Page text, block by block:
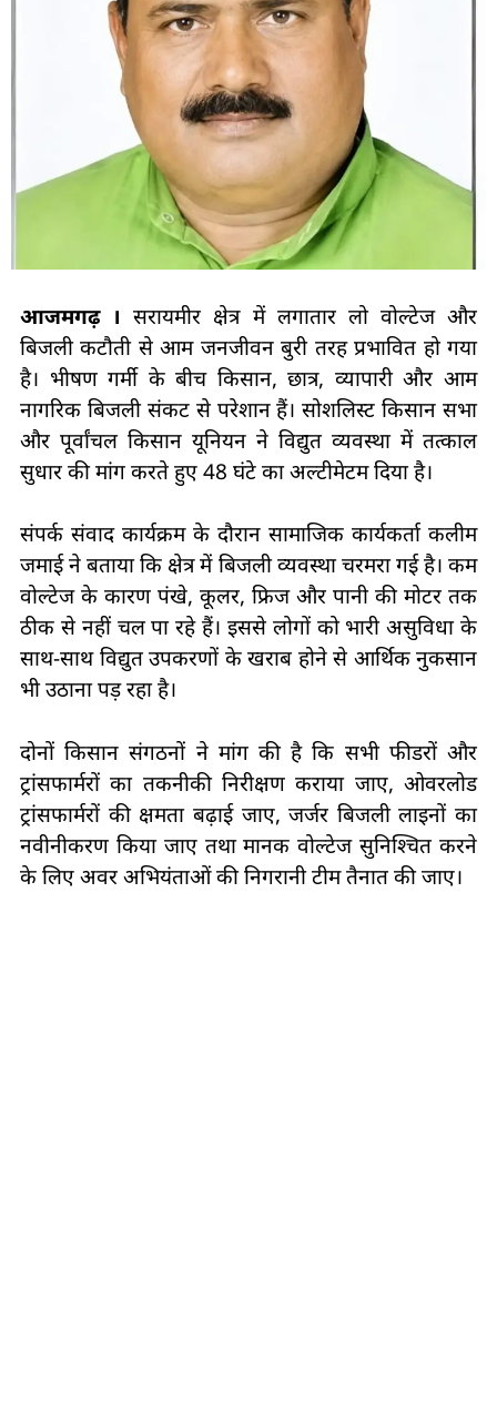
आजमगढ़ ।सरायमीर क्षेत्र में लगातार लो वोल्टेज और
बिजली कटौती से आम जनजीवन बुरी तरह प्रभावित हो गया
है। भीषण गर्मी के बीच किसान, छात्र, व्यापारी और आम
नागरिक बिजली संकट से परेशान हैं। सोशलिस्ट किसान सभा
और पूर्वांचल किसान यूनियन ने विद्युत व्यवस्था में तत्काल
सुधार की मांग करते हुए 48 घंटे का अल्टीमेटम दिया है।
संपर्क संवाद कार्यक्रम के दौरान सामाजिक कार्यकर्ता कलीम
जमाई ने बताया कि क्षेत्र में बिजली व्यवस्था चरमरा गई है। कम
वोल्टेज के कारण पंखे, कूलर, फ्रिज और पानी की मोटर तक
ठीक से नहीं चल पा रहे हैं। इससे लोगों को भारी असुविधा के
साथ-साथ विद्युत उपकरणों के खराब होने से आर्थिक नुकसान
भी उठाना पड़ रहा है।
दोनों किसान संगठनों ने मांग की है कि सभी फीडरों और
ट्रांसफार्मरों का तकनीकी निरीक्षण कराया जाए, ओवरलोड
ट्रांसफार्मरों की क्षमता बढ़ाई जाए, जर्जर बिजली लाइनों का
नवीनीकरण किया जाए तथा मानक वोल्टेज सुनिश्चित करने
के लिए अवर अभियंताओं की निगरानी टीम तैनात की जाए।